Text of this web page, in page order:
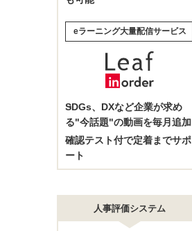
eラーニング大量配信サービス
SDGs、DXなど企業が求め
る"今話題"の動画を毎月追加
確認テスト付で定着までサポ
ート
人事評価システム